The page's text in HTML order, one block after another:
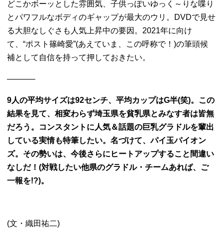
どこかボーッとした雰囲気、子供っぽいゆっく～りな喋り
とパワフルなボディのギャップが最大のウリ。DVDで見せ
る大胆なしぐさも人気上昇中の要因。2021年に向け
て、“ポスト篠崎愛”(あえていま、この呼称で！)の筆頭候
補として自信を持って押しておきたい。
———–
9人の平均サイズは92センチ、平均カップはG半(笑)。この
結果を見て、相変わらず埼玉県を貧乳県とみなす者は皆無
だろう。コンスタントに人気＆話題の巨乳グラドルを輩出
している実情も特筆したい。名づけて、パイ玉パイオン
ズ。その勢いは、今後さらにヒートアップすること間違い
なしだ！(対戦したい他県のグラドル・チームあれば、ご
一報を!?)。
(文・織田祐二)